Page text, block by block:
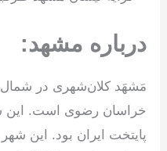
درباره مشهد:
مَشهَد کلان‌شهری در شمال
خراسان رضوی است. این